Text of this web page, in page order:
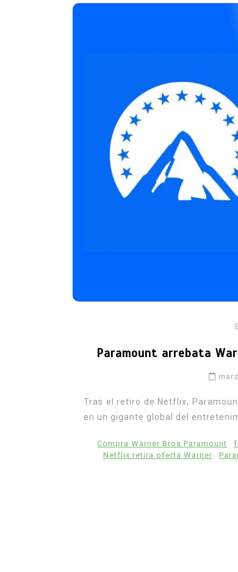
Paramount arrebata
Tras el retiro de Netflix,
en un gigante global del
Compra Warner Bros Paramount
Netflix retira oferta Warner
En Animales Principal
bebé en